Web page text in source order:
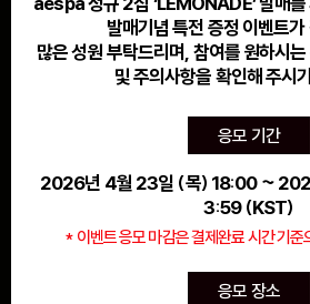
발매기념 특전 증정 이벤트
많은 성원 부탁드리며, 참여를 원하시
및 주의사항을 확인해 주시
응모 기간
2026년 4월 23일 (목) 18:00 ~
3:59 (KST)
* 이벤트 응모 마감은 결제완료 시간 기준
응모 장소